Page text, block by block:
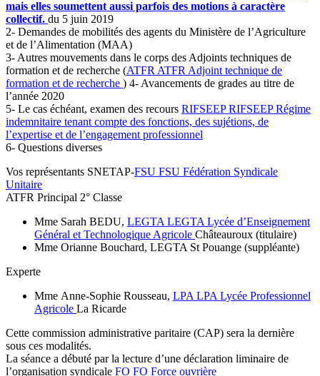
mais elles soumettent aussi parfois des motions à caractère
collectif. du 5 juin 2019
2- Demandes de mobilités des agents du Ministère de l’Agriculture
et de l’Alimentation (MAA)
3- Autres mouvements dans le corps des Adjoints techniques de
formation et de recherche (ATFR ATFR Adjoint technique de
formation et de recherche ) 4- Avancements de grades au titre de
l’année 2020
5- Le cas échéant, examen des recours RIFSEEP RIFSEEP Régime
indemnitaire tenant compte des fonctions, des sujétions, de
l’expertise et de l’engagement professionnel
6- Questions diverses
Vos représentants SNETAP-FSU FSU Fédération Syndicale
Unitaire
ATFR Principal 2° Classe
Mme Sarah BEDU, LEGTA LEGTA Lycée d’Enseignement
Général et Technologique Agricole Châteauroux (titulaire)
Mme Orianne Bouchard, LEGTA St Pouange (suppléante)
Experte
Mme Anne-Sophie Rousseau, LPA LPA Lycée Professionnel
Agricole La Ricarde
Cette commission administrative paritaire (CAP) sera la dernière
sous ces modalités.
La séance a débuté par la lecture d’une déclaration liminaire de
l’organisation syndicale FO FO Force ouvrière